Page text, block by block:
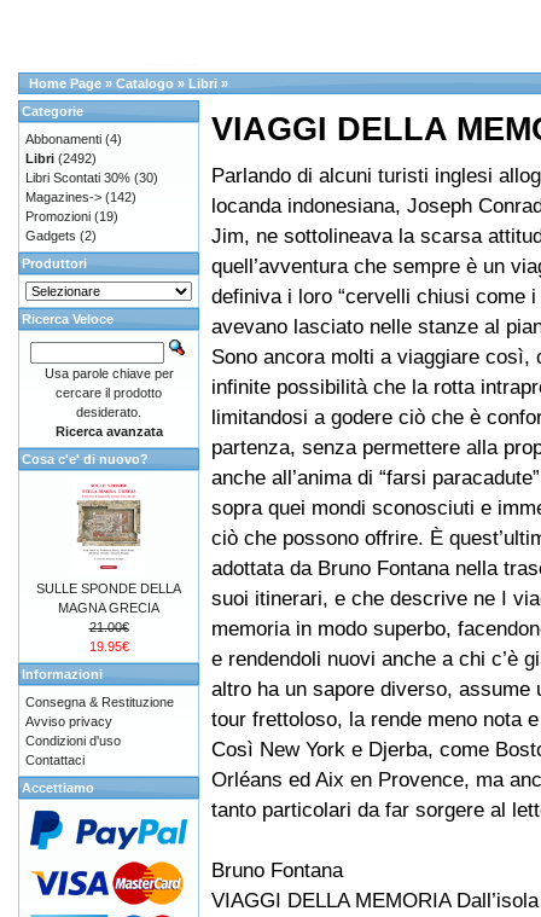
Home Page » Catalogo » Libri »
VIAGGI DELLA
Parlando di alcuni turisti inglesi
locanda indonesiana, Joseph
Jim, ne sottolineava la scarsa
quell’avventura che sempre è un
definiva i loro “cervelli chiusi come
avevano lasciato nelle stanze al
Sono ancora molti a viaggiare così,
infinite possibilità che la rotta
limitandosi a godere ciò che è
partenza, senza permettere alla
anche all’anima di “farsi
sopra quei mondi sconosciuti e
ciò che possono offrire. È
adottata da Bruno Fontana nella
suoi itinerari, e che descrive ne I
memoria in modo superbo,
e rendendoli nuovi anche a chi c’è
altro ha un sapore diverso,
tour frettoloso, la rende meno nota
Così New York e Djerba, come
Orléans ed Aix en Provence, ma
tanto particolari da far sorgere al
Bruno Fontana
VIAGGI DELLA MEMORIA
Categorie
Abbonamenti (4)
Libri (2492)
Libri Scontati 30% (30)
Magazines-> (142)
Promozioni (19)
Gadgets (2)
Produttori
Ricerca Veloce
Usa parole chiave per
cercare il prodotto
desiderato.
Ricerca avanzata
Cosa c'e' di nuovo?
SULLE SPONDE DELLA
MAGNA GRECIA
21.00€
19.95€
Informazioni
Consegna & Restituzione
Avviso privacy
Condizioni d'uso
Contattaci
Accettiamo